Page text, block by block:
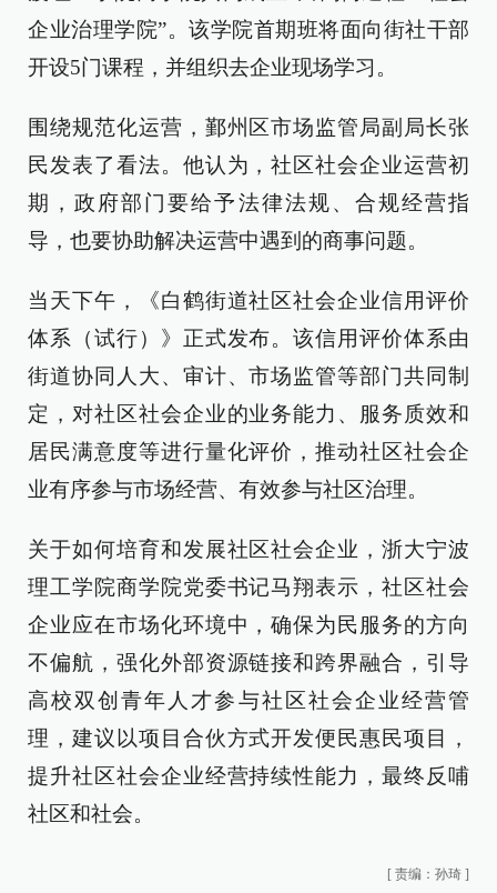
企业治理学院”。该学院首期班将面向街社干部
开设5门课程，并组织去企业现场学习。
围绕规范化运营，鄞州区市场监管局副局长张
民发表了看法。他认为，社区社会企业运营初
期，政府部门要给予法律法规、合规经营指
导，也要协助解决运营中遇到的商事问题。
当天下午，《白鹤街道社区社会企业信用评价
体系（试行）》正式发布。该信用评价体系由
街道协同人大、审计、市场监管等部门共同制
定，对社区社会企业的业务能力、服务质效和
居民满意度等进行量化评价，推动社区社会企
业有序参与市场经营、有效参与社区治理。
关于如何培育和发展社区社会企业，浙大宁波
理工学院商学院党委书记马翔表示，社区社会
企业应在市场化环境中，确保为民服务的方向
不偏航，强化外部资源链接和跨界融合，引导
高校双创青年人才参与社区社会企业经营管
理，建议以项目合伙方式开发便民惠民项目，
提升社区社会企业经营持续性能力，最终反哺
社区和社会。
[ 责编：孙琦 ]